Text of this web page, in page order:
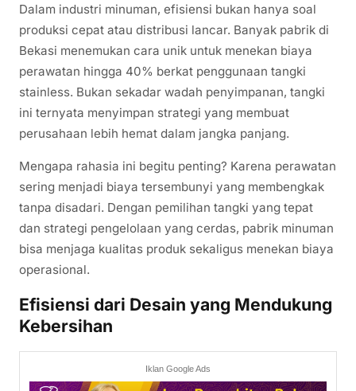
Dalam industri minuman, efisiensi bukan hanya soal
produksi cepat atau distribusi lancar. Banyak pabrik di
Bekasi menemukan cara unik untuk menekan biaya
perawatan hingga 40% berkat penggunaan tangki
stainless. Bukan sekadar wadah penyimpanan, tangki
ini ternyata menyimpan strategi yang membuat
perusahaan lebih hemat dalam jangka panjang.
Mengapa rahasia ini begitu penting? Karena perawatan
sering menjadi biaya tersembunyi yang membengkak
tanpa disadari. Dengan pemilihan tangki yang tepat
dan strategi pengelolaan yang cerdas, pabrik minuman
bisa menjaga kualitas produk sekaligus menekan biaya
operasional.
Efisiensi dari Desain yang Mendukung
Kebersihan
Iklan Google Ads